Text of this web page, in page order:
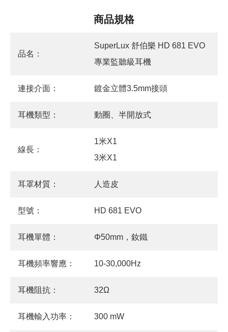
商品規格
品名：
SuperLux 舒伯樂 HD 681 EVO
專業監聽級耳機
連接介面： 鍍金立體3.5mm接頭
耳機類型： 動圈、半開放式
線長：
1米X1
3米X1
耳罩材質： 人造皮
型號： HD 681 EVO
耳機單體： Φ50mm，釹鐵
耳機頻率響應： 10-30,000Hz
耳機阻抗： 32Ω
耳機輸入功率： 300 mW